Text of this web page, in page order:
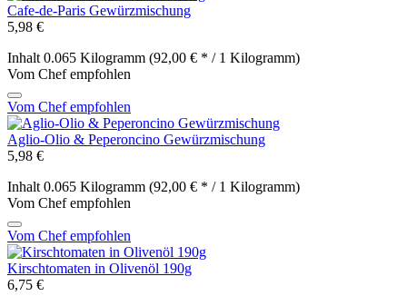
Cafe-de-Paris Gewürzmischung
5,98 €
Inhalt 0.065 Kilogramm (92,00 € * / 1 Kilogramm)
Vom Chef empfohlen
Vom Chef empfohlen
Aglio-Olio & Peperoncino Gewürzmischung
5,98 €
Inhalt 0.065 Kilogramm (92,00 € * / 1 Kilogramm)
Vom Chef empfohlen
Vom Chef empfohlen
Kirschtomaten in Olivenöl 190g
6,75 €